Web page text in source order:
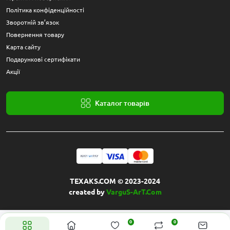
0 0
роз’єми для телефонів ціна, роз’єми для телефонів Україна,
запчастини для смартфонів і планшетів, Купити на
Texaks.com, Texaks.com, Техакс.
Політика конфіденційності
Зворотній зв’язок
Повернення товару
Карта сайту
Подарункові сертифікати
Акції
Каталог товарів
TEXAKS.COM © 2023-2024
created by VarguS-ArT.Com